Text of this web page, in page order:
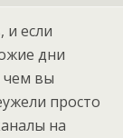
и если
дни
чем вы
просто
на